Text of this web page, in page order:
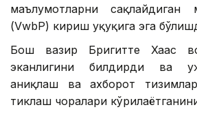
маълумотларни сақлайдиган
(VwbP) кириш ҳуқуқига эга
Бош вазир Бригитте Хаас
эканлигини билдирди ва
аниқлаш ва ахборот
тиклаш чоралари